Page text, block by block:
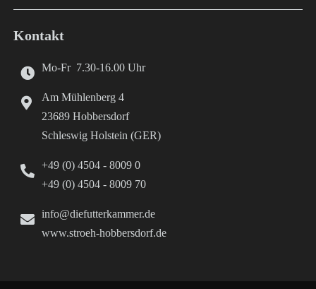
Kontakt
Mo-Fr 7.30-16.00 Uhr
Am Mühlenberg 4
23689 Hobbersdorf
Schleswig Holstein (GER)
+49 (0) 4504 - 8009 0
+49 (0) 4504 - 8009 70
info@diefutterkammer.de
www.stroeh-hobbersdorf.de